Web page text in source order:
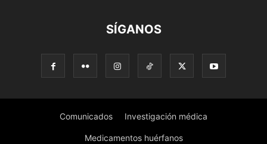
SÍGANOS
Comunicados Investigación médica
Medicamentos huérfanos